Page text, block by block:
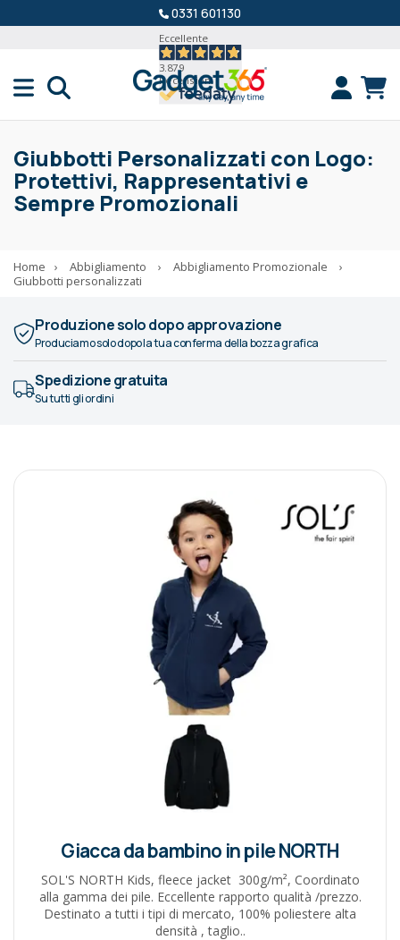
0331 601130
Eccellente
3.879
Recensioni
Giubbotti Personalizzati con Logo:
Protettivi, Rappresentativi e
Sempre Promozionali
Home › Abbigliamento › Abbigliamento Promozionale
›
Giubbotti personalizzati
Produzione solo dopo approvazione
Produciamo solo dopo la tua conferma della bozza grafica
Spedizione gratuita
Su tutti gli ordini
Giacca da bambino in pile NORTH
SOL'S NORTH Kids, fleece jacket 300g/m², Coordinato
alla gamma dei pile. Eccellente rapporto qualità /prezzo.
Destinato a tutti i tipi di mercato, 100% poliestere alta
densità , taglio..